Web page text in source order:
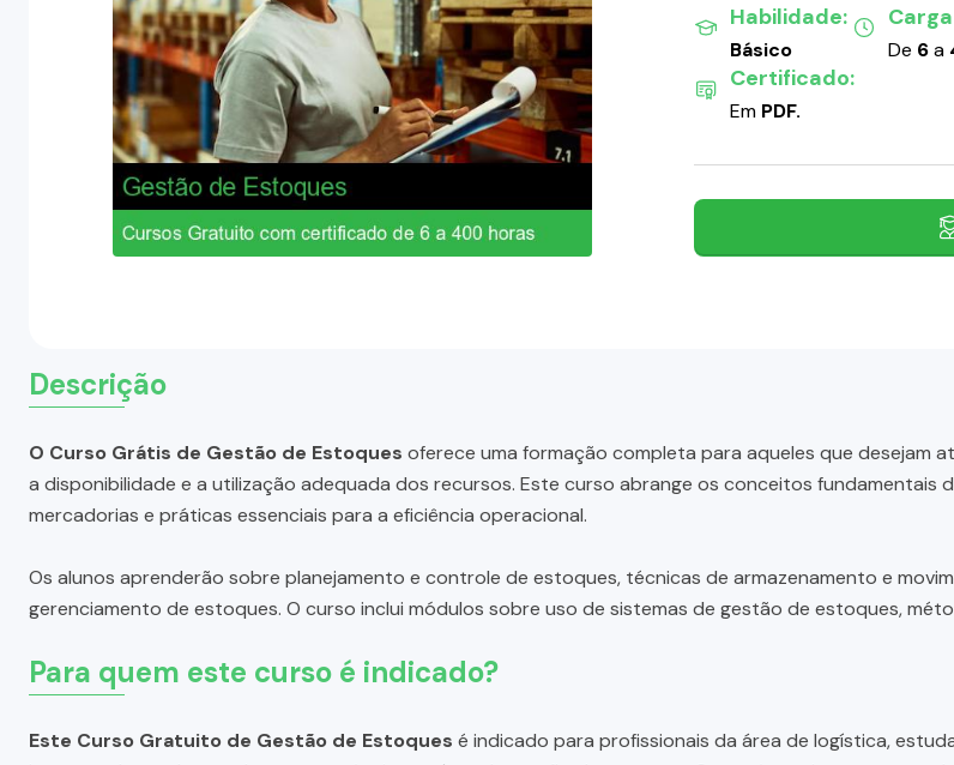
Habilidade:
Básico De 6a
Certificado:
Em PDF.
Descrição
O Curso Grátis de Gestão de Estoques oferece uma formação completa para aqueles que desejam
a disponibilidade e a utilização adequada dos recursos. Este curso abrange os conceitos
mercadorias e práticas essenciais para a eficiência operacional.
Os alunos aprenderão sobre planejamento e controle de estoques, técnicas de armazenamento e
gerenciamento de estoques. O curso inclui módulos sobre uso de sistemas de gestão de estoques,
Para quem este curso é indicado?
Este Curso Gratuito de Gestão de Estoques é indicado para profissionais da área de logística,